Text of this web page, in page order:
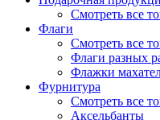
Смотреть все
Флаги
Смотреть все
Флаги разных
Флажки
Фурнитура
Смотреть все
Аксельбанты